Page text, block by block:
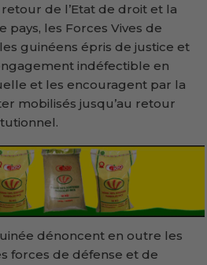
de l’Etat de droit et la
pays, les Forces Vives de
guinéens épris de justice et
indéfectible en
et les encouragent par la
mobilisés jusqu’au retour
dénoncent en outre les
forces de défense et de